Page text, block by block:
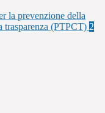
la prevenzione della
trasparenza (PTPCT) 2